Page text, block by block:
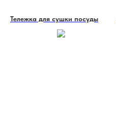
Тележка для сушки посуды